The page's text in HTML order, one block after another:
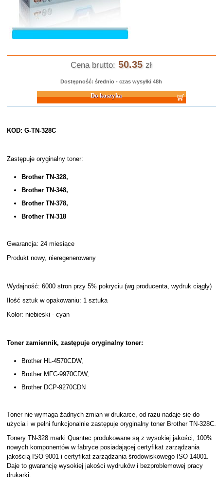
Cena brutto: 50.35 zł
Dostępność: średnio - czas wysyłki 48h
Do koszyka
KOD: G-TN-328C
Zastępuje oryginalny toner:
Brother TN-328,
Brother TN-348,
Brother TN-378,
Brother TN-318
Gwarancja: 24 miesiące
Produkt nowy, nieregenerowany
Wydajność: 6000 stron przy 5% pokryciu (wg producenta, wydruk ciągły)
Ilość sztuk w opakowaniu: 1 sztuka
Kolor: niebieski - cyan
Toner zamiennik, zastępuje oryginalny toner:
Brother HL-4570CDW,
Brother MFC-9970CDW,
Brother DCP-9270CDN
Toner nie wymaga żadnych zmian w drukarce, od razu nadaje się do
użycia i w pełni funkcjonalnie zastępuje oryginalny toner Brother TN-328C.
Tonery TN-328 marki Quantec produkowane są z wysokiej jakości, 100%
nowych komponentów w fabryce posiadającej certyfikat zarządzania
jakością ISO 9001 i certyfikat zarządzania środowiskowego ISO 14001.
Daje to gwarancję wysokiej jakości wydruków i bezproblemowej pracy
drukarki.